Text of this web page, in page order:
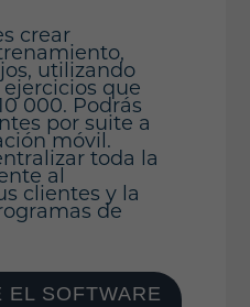
crear
utilizando
que
000. Podrás
por suite a
móvil.
toda la
al
clientes y la
de
EL SOFTWARE